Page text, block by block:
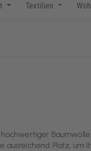
Textilien
Baumwolle.
ausreichend Platz, um